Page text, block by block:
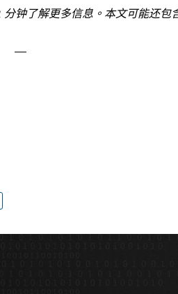
钟了解更多信息。本文可能还包